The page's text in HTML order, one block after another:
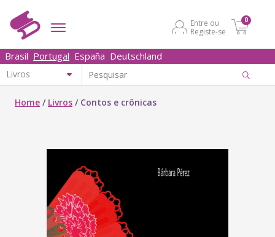
Entre ou
Registe-se
0
Brasil Portugal España Deutschland
Home / Livros / Contos e crônicas